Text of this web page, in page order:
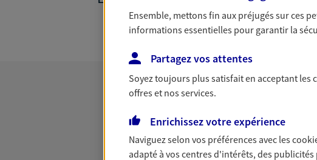
Ensemble, mettons fin aux préjugés sur ces
informations essentielles pour garantir la
Partagez vos attentes
Soyez toujours plus satisfait en acceptant les
offres et nos services.
Enrichissez votre expérience
Naviguez selon vos préférences avec les
adapté à vos centres d'intérêts, des